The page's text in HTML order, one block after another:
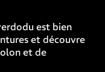
est bien
et découvre
et de